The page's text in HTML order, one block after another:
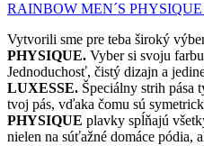
RAINBOW MEN´S PHYSIQUE
Vytvorili sme pre teba široký
PHYSIQUE. Vyber si svoju
Jednoduchosť, čistý dizajn a
LUXESSE. Špeciálny strih pása
tvoj pás, vďaka čomu sú
PHYSIQUE plavky spĺňajú
nielen na súťažné domáce pódia,